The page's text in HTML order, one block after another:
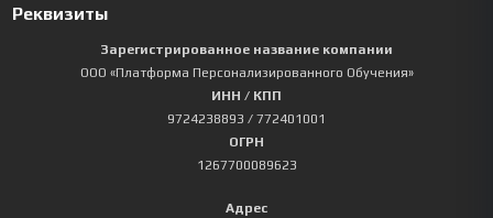
Реквизиты
Зарегистрированное название компании
ООО «Платформа Персонализированного Обучения»
ИНН / КПП
9724238893 / 772401001
ОГРН
1267700089623
Адрес